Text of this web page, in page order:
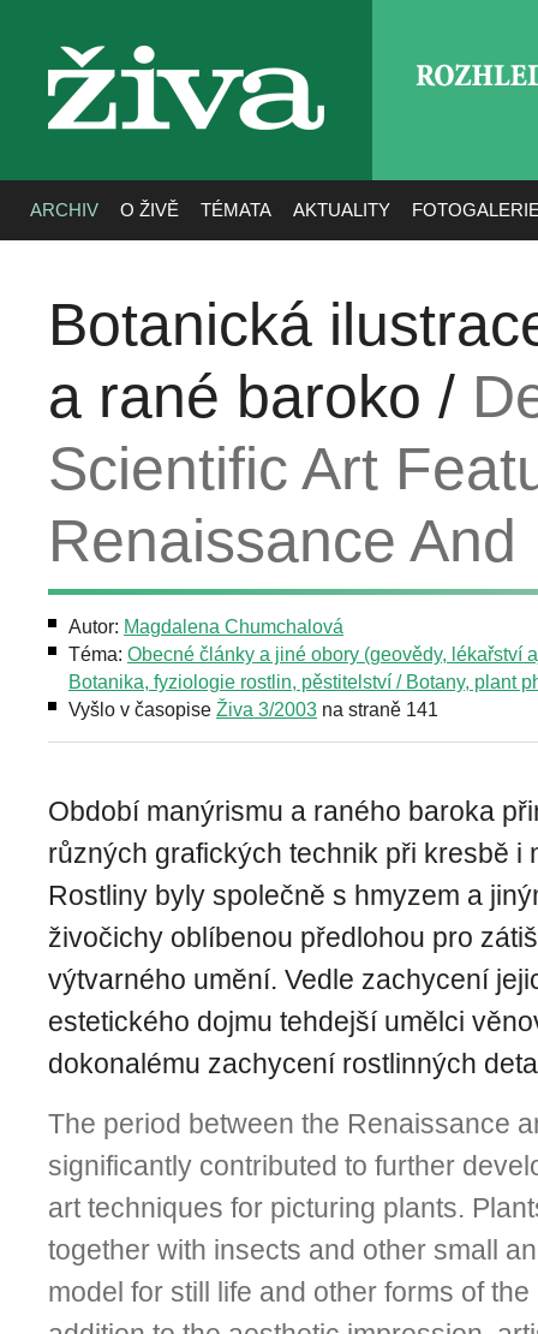
živa
ARCHIV O ŽIVĚ TÉMATA AKTUALITY
Botanická
a rané baroko /
Scientific Art
Renaissance
Autor: Magdalena Chumchalová
Téma: Obecné články a jiné obory (geovědy, lékařství
Botanika, fyziologie rostlin, pěstitelství / Botany, plant
Vyšlo v časopise Živa 3/2003 na straně 141
Období manýrismu a raného baroka
různých grafických technik při kresbě i
Rostliny byly společně s hmyzem a
živočichy oblíbenou předlohou pro
výtvarného umění. Vedle zachycení
estetického dojmu tehdejší umělci
dokonalému zachycení rostlinných
The period between the Renaissance
significantly contributed to further
art techniques for picturing plants.
together with insects and other small
model for still life and other forms of